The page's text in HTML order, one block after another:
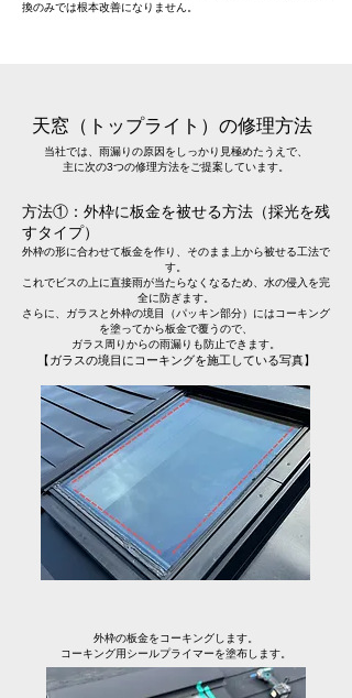
換のみでは根本改善になりません。
天窓（トップライト）の修理方法
当社では、雨漏りの原因をしっかり見極めたうえで、
主に次の3つの修理方法をご提案しています。
方法①：外枠に板金を被せる方法（採光を残
すタイプ）
外枠の形に合わせて板金を作り、そのまま上から被せる工法で
す。
これでビスの上に直接雨が当たらなくなるため、水の侵入を完
全に防ぎます。
さらに、ガラスと外枠の境目（パッキン部分）にはコーキング
を塗ってから板金で覆うので、
ガラス周りからの雨漏りも防止できます。
【ガラスの境目にコーキングを施工している写真】
外枠の板金をコーキングします。
コーキング用シールプライマーを塗布します。